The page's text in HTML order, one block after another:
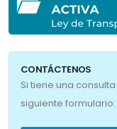
CONTÁCTENOS
Si tiene una
siguiente formulario: